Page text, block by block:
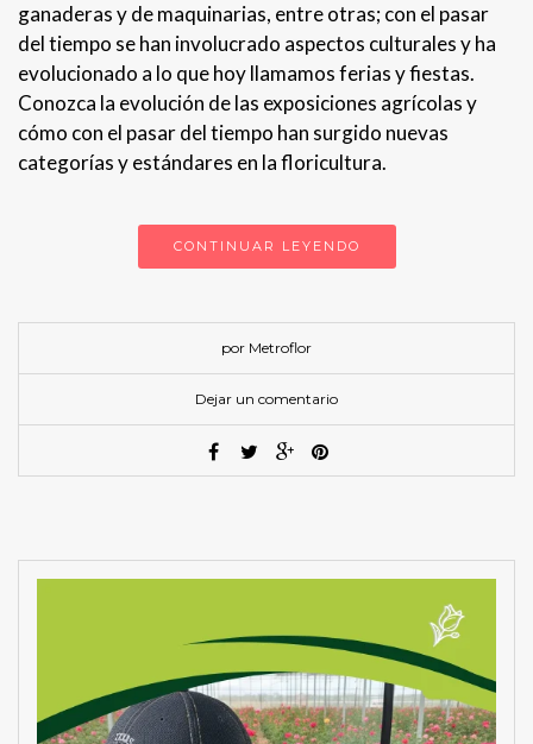
ganaderas y de maquinarias, entre otras; con el pasar
del tiempo se han involucrado aspectos culturales y ha
evolucionado a lo que hoy llamamos ferias y fiestas.
Conozca la evolución de las exposiciones agrícolas y
cómo con el pasar del tiempo han surgido nuevas
categorías y estándares en la floricultura.
CONTINUAR LEYENDO
por Metroflor
Dejar un comentario